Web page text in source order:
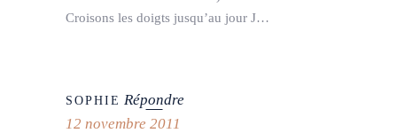
Croisons les doigts jusqu’au jour J…
SOPHIE Répondre
12 novembre 2011